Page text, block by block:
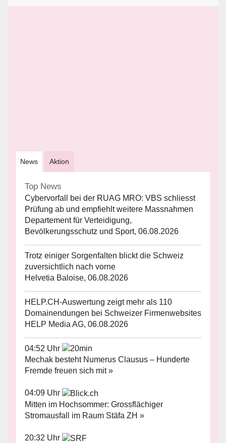
News Aktion
Top News
Cybervorfall bei der RUAG MRO: VBS schliesst
Prüfung ab und empfiehlt weitere Massnahmen
Departement für Verteidigung,
Bevölkerungsschutz und Sport, 06.08.2026
Trotz einiger Sorgenfalten blickt die Schweiz
zuversichtlich nach vorne
Helvetia Baloise, 06.08.2026
HELP.CH-Auswertung zeigt mehr als 110
Domainendungen bei Schweizer Firmenwebsites
HELP Media AG, 06.08.2026
04:52 Uhr
Mechak besteht Numerus Clausus – Hunderte
Fremde freuen sich mit »
04:09 Uhr
Mitten im Hochsommer: Grossflächiger
Stromausfall im Raum Stäfa ZH »
20:32 Uhr